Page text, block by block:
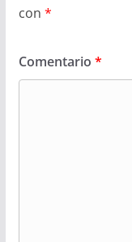
con *
Comentario *